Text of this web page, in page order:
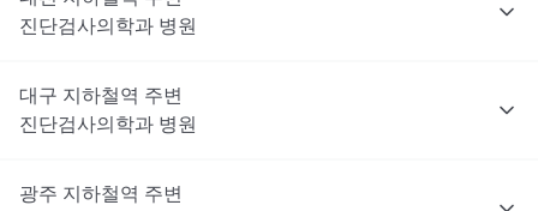
진단검사의학과 병원
대구 지하철역 주변
진단검사의학과 병원
광주 지하철역 주변